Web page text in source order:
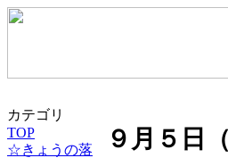
カテゴリ
TOP
☆きょうの落
９月５日